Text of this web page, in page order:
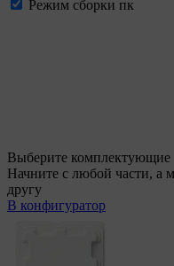
Режим сборки пк
Выберите комплектующие
Начните с любой части, а
другу
В конфигуратор